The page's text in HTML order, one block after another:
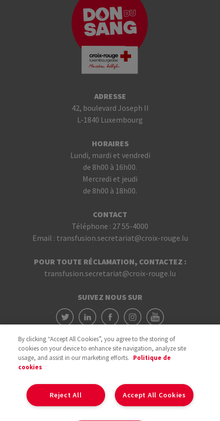
ADRESSE
42, boulevard Joseph II
L-1840 Luxembourg
HORAIRES
Lundi, mardi et vendredi
de 8h00 à 16h00.
Mercredi et jeudi
de 8h00 à 18h00.
CONTACT
Téléphone : 27 55-4000
Email : transfusion.secretariat@croix-rouge.lu
POUR TOUTE RÉCLAMATION, CONTACTEZ :
transfusion.secretariat@croix-rouge.lu
SUIVEZ NOUS SUR
By clicking “Accept All Cookies”, you agree to the storing of
cookies on your device to enhance site navigation, analyze site
usage, and assist in our marketing efforts. Politique de
cookies
Accept All Cookies
Reject All